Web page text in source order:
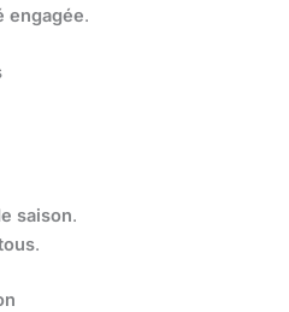
engagée.
saison.
.